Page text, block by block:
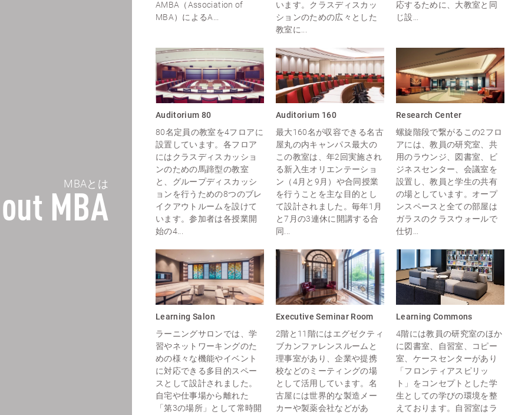
MBAとは
MBA
AMBA（Association of
MBA）によるA...
います。クラスディスカッ
ションのための広々とした
教室に...
応するために、大教室と同
じ設...
Auditorium 80
80名定員の教室を4フロアに
設置しています。各フロア
にはクラスディスカッショ
ンのための馬蹄型の教室
と、グループディスカッシ
ョンを行うための8つのブレ
イクアウトルームを設けて
います。参加者は各授業開
始の4...
Auditorium 160
最大160名が収容できる名古
屋丸の内キャンパス最大の
この教室は、年2回実施され
る新入生オリエンテーショ
ン（4月と9月）や合同授業
を行うことを主な目的とし
て設計されました。毎年1月
と7月の3連休に開講する合
同...
Research Center
螺旋階段で繋がるこの2フロ
アには、教員の研究室、共
用のラウンジ、図書室、ビ
ジネスセンター、会議室を
設置し、教員と学生の共有
の場としています。オープ
ンスペースと全ての部屋は
ガラスのクラスウォールで
仕切...
Learning Salon
ラーニングサロンでは、学
習やネットワーキングのた
めの様々な機能やイベント
に対応できる多目的スペー
スとして設計されました。
自宅や仕事場から離れた
「第3の場所」として常時開
Executive Seminar Room
2階と11階にはエグゼクティ
ブカンファレンスルームと
理事室があり、企業や提携
校などのミーティングの場
として活用しています。名
古屋には世界的な製造メー
カーや製薬会社などがあ
Learning Commons
4階には教員の研究室のほか
に図書室、自習室、コピー
室、ケースセンターがあり
「フロンティアスピリッ
ト」をコンセプトとした学
生としての学びの環境を整
えております。自習室はラ